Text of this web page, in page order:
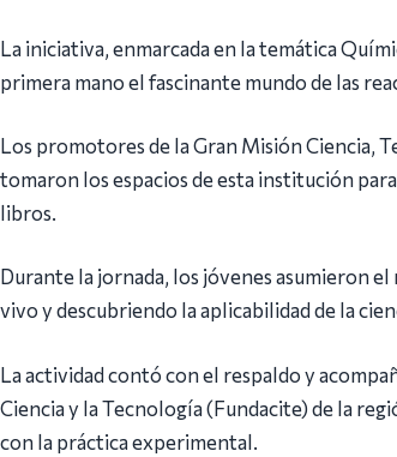
La iniciativa, enmarcada en la temática
primera mano el fascinante mundo de las
Los promotores de la Gran Misión Ciencia,
tomaron los espacios de esta institución
libros.
Durante la jornada, los jóvenes asumieron
vivo y descubriendo la aplicabilidad de la
La actividad contó con el respaldo y
Ciencia y la Tecnología (Fundacite) de la
con la práctica experimental.